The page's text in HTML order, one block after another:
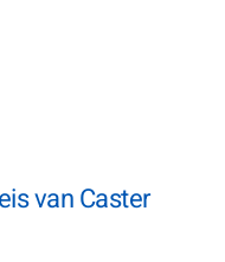
van Caster